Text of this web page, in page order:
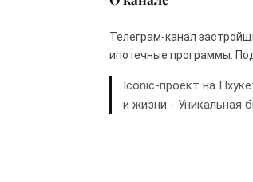
Телеграм-канал
ипотечные программы.
Iconic-проект на
и жизни - Уникальная